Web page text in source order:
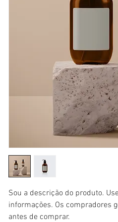
Sou a descrição do produto.
informações. Os compradores
antes de comprar.